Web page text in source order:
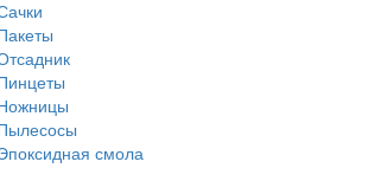
смола